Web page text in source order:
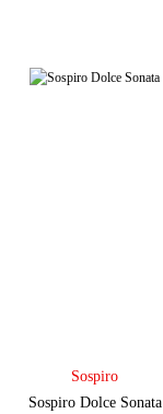
Sospiro
Sospiro Dolce Sonata